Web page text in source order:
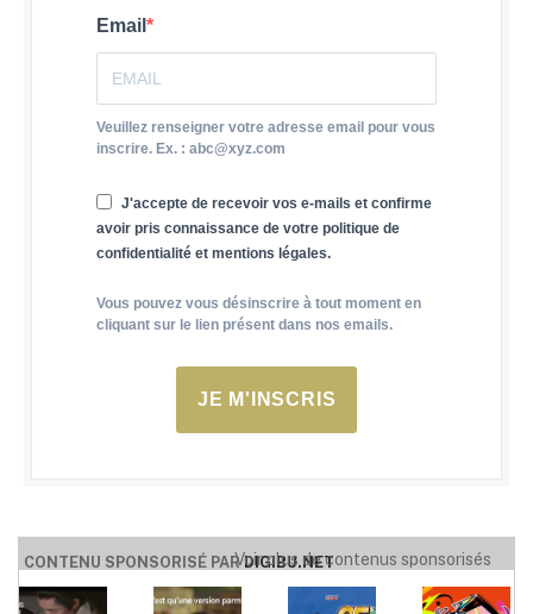
Email
Veuillez renseigner votre adresse email pour vous
inscrire. Ex. : abc@xyz.com
J'accepte de recevoir vos e-mails et confirme
avoir pris connaissance de votre politique de
confidentialité et mentions légales.
Vous pouvez vous désinscrire à tout moment en
cliquant sur le lien présent dans nos emails.
JE M'INSCRIS
CONTENU SPONSORISÉ PARDIGIBU.NET
Voir plus de contenus sponsorisés